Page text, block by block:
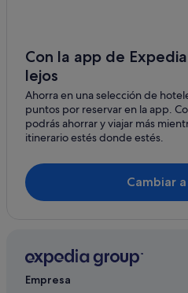
Lisboa hoteles
Hoteles cerca de Plaza de los
Oyo Rooms hoteles en Lisboa
Hoteles de 4 estrellas en
Barcelo hoteles en Lisboa
Distrito de Lisboa hoteles
Pensiones en Lisboa
Casas barco en Lisboa
Hoteles para bodas en Lisboa
Alfragide
Caldas da Rainha
Rio Maior
Peniche
Colares
Con la app de
lejos
Ahorra en una selección de
puntos por reservar en la app.
podrás ahorrar y viajar más
itinerario estés donde estés.
Cambiar
Empresa